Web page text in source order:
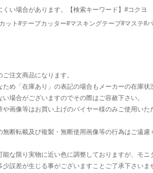
くい場合があります。【検索キーワード】#コクヨ
ット#テープカッター#マスキングテープ#マステ#
ご注文商品になります。
ため「在庫あり」の表記の場合もメーカーの在庫状
い場合がございますのでその際はご容赦下さい。
や画像等はお買い上げのバイヤー様のみご使用いた
無断転載及び複製・無断使用画像等の行為はご遠慮
能な限り実物に近い色に調整しておりますが、モニ
誤差が生じる事がございますことご了承下さいま